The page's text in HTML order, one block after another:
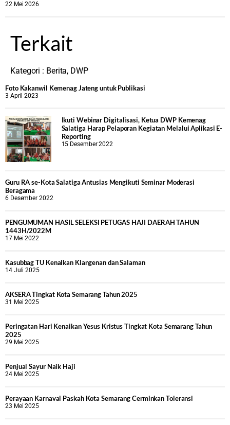
22 Mei 2026
Terkait
Kategori : Berita, DWP
Foto Kakanwil Kemenag Jateng untuk Publikasi
3 April 2023
Ikuti Webinar Digitalisasi, Ketua DWP Kemenag
Salatiga Harap Pelaporan Kegiatan Melalui Aplikasi E-
Reporting
15 Desember 2022
Guru RA se-Kota Salatiga Antusias Mengikuti Seminar Moderasi
Beragama
6 Desember 2022
PENGUMUMAN HASIL SELEKSI PETUGAS HAJI DAERAH TAHUN
1443H/2022M
17 Mei 2022
Kasubbag TU Kenalkan Klangenan dan Salaman
14 Juli 2025
AKSERA Tingkat Kota Semarang Tahun 2025
31 Mei 2025
Peringatan Hari Kenaikan Yesus Kristus Tingkat Kota Semarang Tahun
2025
29 Mei 2025
Penjual Sayur Naik Haji
24 Mei 2025
Perayaan Karnaval Paskah Kota Semarang Cerminkan Toleransi
23 Mei 2025